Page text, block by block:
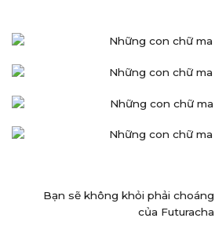
Bạn sẽ không khỏi phải
của Futuracha